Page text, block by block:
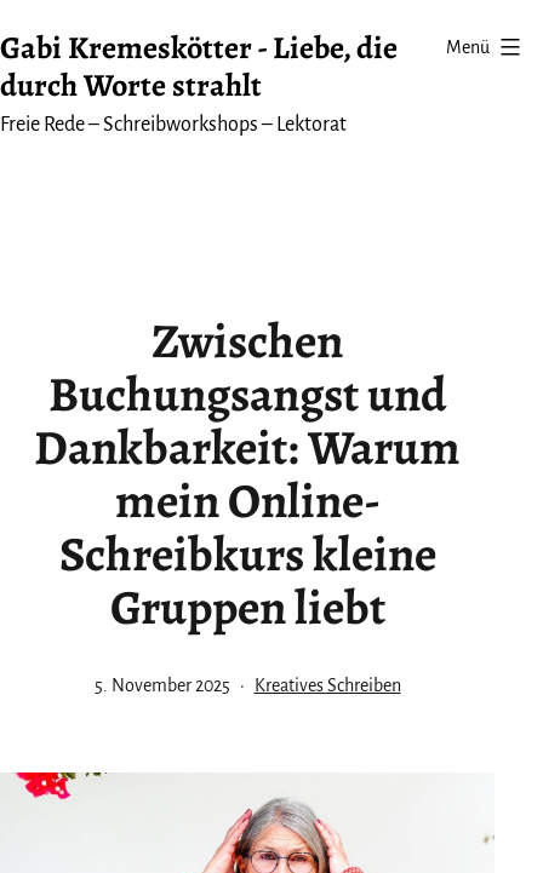
Inhalt
springen
Gabi Kremeskötter - Liebe, die
durch Worte strahlt
Freie Rede – Schreibworkshops – Lektorat
Menü
Zwischen
Buchungsangst und
Dankbarkeit: Warum
mein Online-
Schreibkurs kleine
Gruppen liebt
Veröffentlicht
5. November 2025
Kategorisiert
Kreatives Schreiben